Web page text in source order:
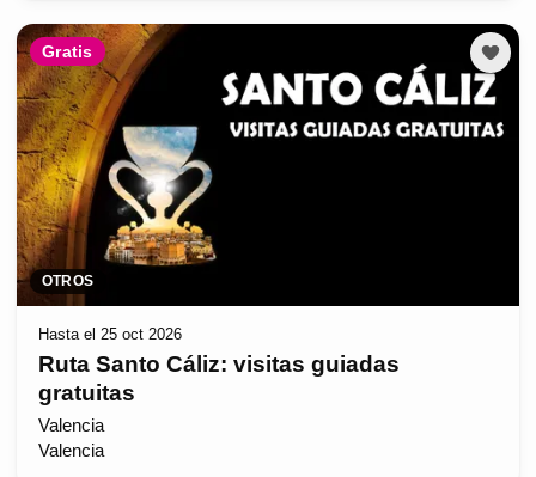
Gratis
OTROS
Hasta el 25 oct 2026
Ruta Santo Cáliz: visitas guiadas
gratuitas
Valencia
Valencia